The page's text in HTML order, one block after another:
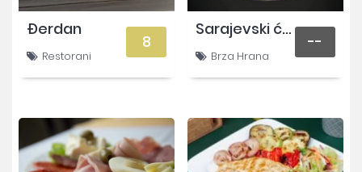
Đerdan
Restorani
8
Sarajevski ćevap 2
Brza Hrana
--